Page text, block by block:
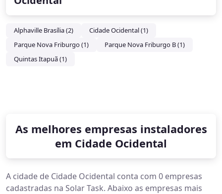
Alphaville Brasília (2)
Cidade Ocidental (1)
Parque Nova Friburgo (1)
Parque Nova Friburgo B (1)
Quintas Itapuã (1)
As melhores empresas instaladores
em Cidade Ocidental
A cidade de Cidade Ocidental conta com 0 empresas
cadastradas na Solar Task. Abaixo as empresas mais